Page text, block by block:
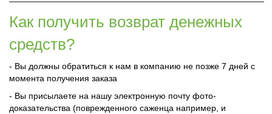
Как получить возврат денежных
средств?
- Вы должны обратиться к нам в компанию не позже 7 дней с
момента получения заказа
- Вы присылаете на нашу электронную почту фото-
доказательства (поврежденного саженца например, и